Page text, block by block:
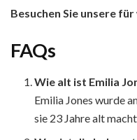
Besuchen Sie unsere
FAQs
Wie alt ist Emilia
Emilia Jones wurde
sie 23 Jahre alt macht.